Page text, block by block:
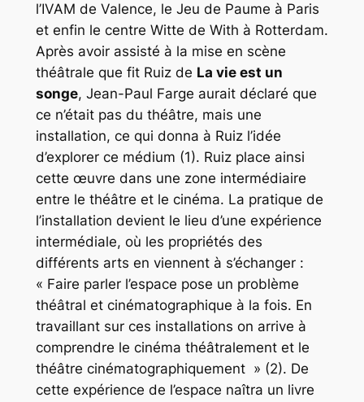
l’IVAM de Valence, le Jeu de Paume à Paris
et enfin le centre Witte de With à Rotterdam.
Après avoir assisté à la mise en scène
théâtrale que fit Ruiz de La vie est un
songe, Jean-Paul Farge aurait déclaré que
ce n’était pas du théâtre, mais une
installation, ce qui donna à Ruiz l’idée
d’explorer ce médium (1). Ruiz place ainsi
cette œuvre dans une zone intermédiaire
entre le théâtre et le cinéma. La pratique de
l’installation devient le lieu d’une expérience
intermédiale, où les propriétés des
différents arts en viennent à s’échanger :
« Faire parler l’espace pose un problème
théâtral et cinématographique à la fois. En
travaillant sur ces installations on arrive à
comprendre le cinéma théâtralement et le
théâtre cinématographiquement » (2). De
cette expérience de l’espace naîtra un livre